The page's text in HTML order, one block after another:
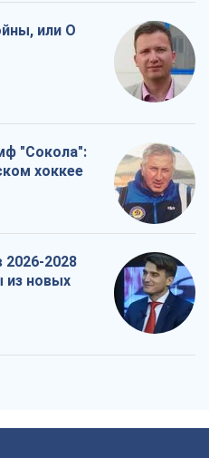
или О
"Сокола":
хоккее
2028
из новых